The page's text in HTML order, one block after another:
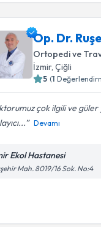
Op. Dr.
Ortopedi ve
İzmir, Çiğli
5 (1
çok ilgili ve
Devamı
Ekol Hastanesi
Mah. 8019/16 Sok. No:4